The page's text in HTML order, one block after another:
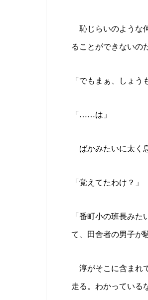
恥じらいのような
ることができないの
「でもまぁ、しょう
「……は」
ばかみたいに太く
「覚えてたわけ？」
「番町小の班長み
て、田舎者の男子が
淳がそこに含まれ
走る。わかっている